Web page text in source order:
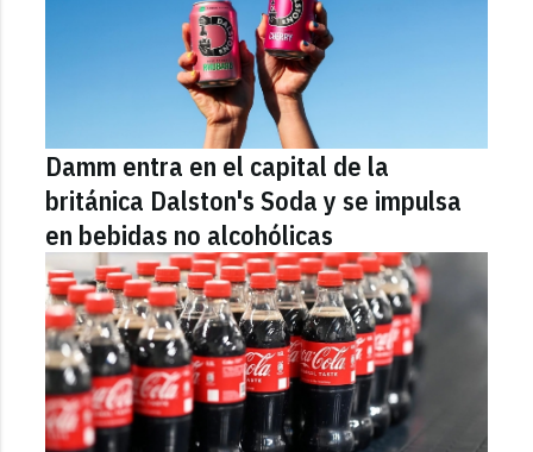
Damm entra en el capital de la
británica Dalston's Soda y se impulsa
en bebidas no alcohólicas